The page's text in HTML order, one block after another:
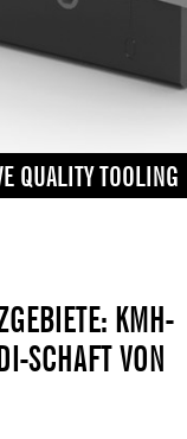
QUALITY TOOLING
KMH-
SCHAFT VON